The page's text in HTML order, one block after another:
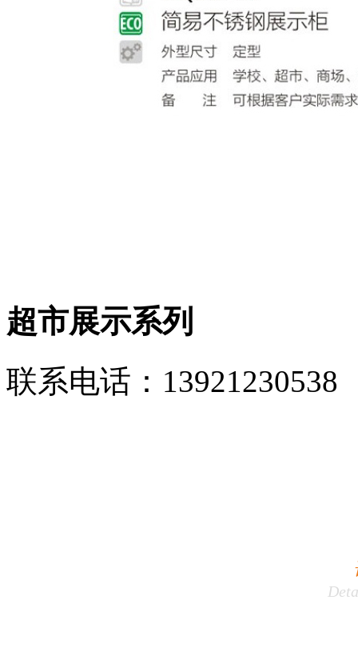
超市展示系列
联系电话： 13921230538